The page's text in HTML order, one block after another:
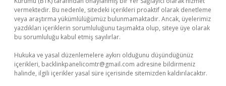
vermektedir. Bu nedenle, sitedeki içerikleri proaktif olarak denetleme
veya araştırma yükümlülüğümüz bulunmamaktadır. Ancak, üyelerimiz
yazdıkları içeriklerin sorumluluğunu taşımakta olup, siteye üye olarak
bu sorumluluğu kabul etmiş sayılırlar.
Hukuka ve yasal düzenlemelere aykırı olduğunu düşündüğünüz
içerikleri, backlinkpanelicomtr@gmail.com adresine bildirmeniz
halinde, ilgili içerikler yasal süre içerisinde sitemizden kaldırılacaktır.